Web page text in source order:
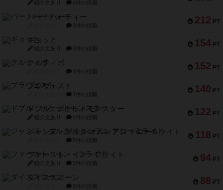
紹介文あり 4件の投稿
212 PT
バー！パーティー
1件の投稿
154 PT
ギョッと
紹介文あり 1件の投稿
152 PT
クルティボ
1件の投稿
140 PT
ブラヴェスト
1件の投稿
122 PT
ドブル：ポケットモンスター
紹介文あり 4件の投稿
118 PT
ジャンヌ・ダルク-オルレアン ドロー＆ライト
5件の投稿
94 PT
ファースト・イン・フライト
紹介文あり 3件の投稿
88 PT
ダイススローン
1件の投稿